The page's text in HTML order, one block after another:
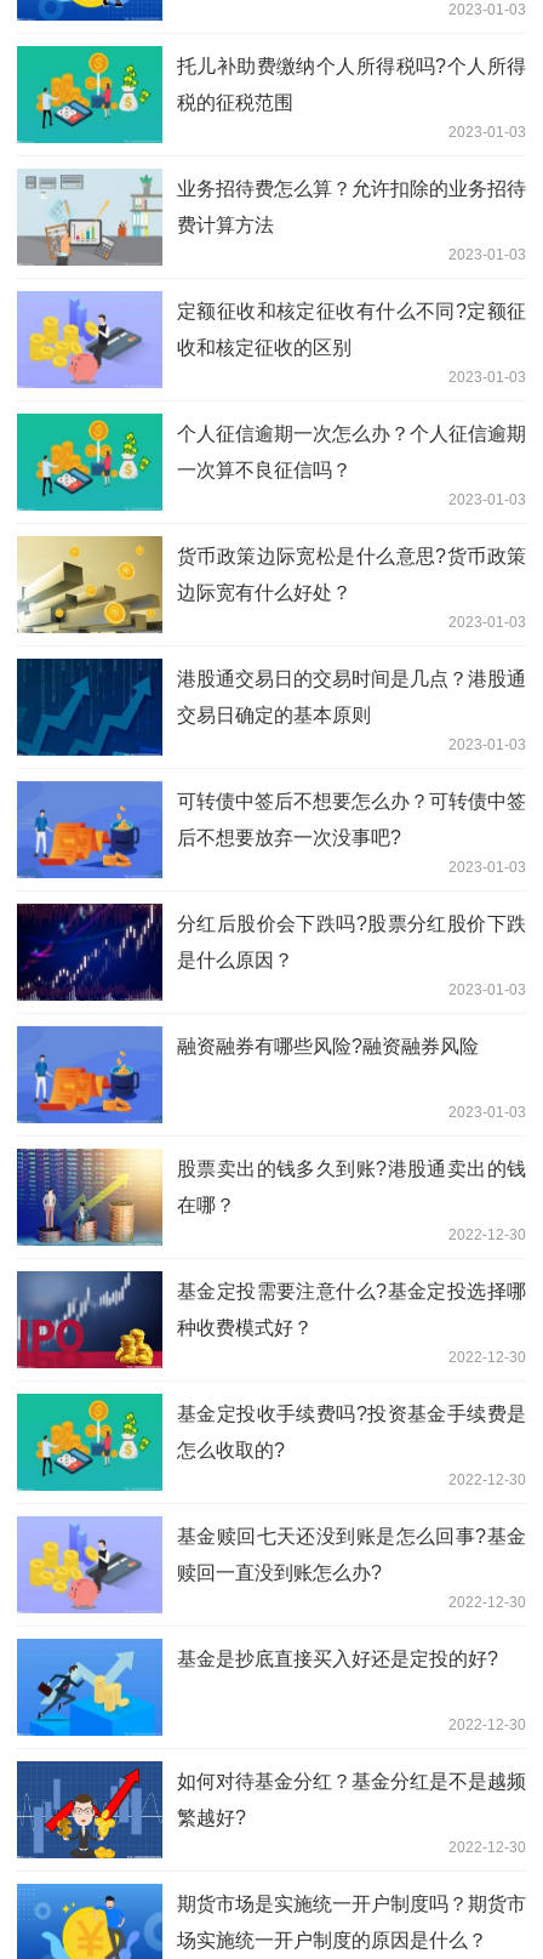
2023-01-03
托儿补助费缴纳个人所得税吗?个人所得
税的征税范围
2023-01-03
业务招待费怎么算？允许扣除的业务招待
费计算方法
2023-01-03
定额征收和核定征收有什么不同?定额征
收和核定征收的区别
2023-01-03
个人征信逾期一次怎么办？个人征信逾期
一次算不良征信吗？
2023-01-03
货币政策边际宽松是什么意思?货币政策
边际宽有什么好处？
2023-01-03
港股通交易日的交易时间是几点？港股通
交易日确定的基本原则
2023-01-03
可转债中签后不想要怎么办？可转债中签
后不想要放弃一次没事吧?
2023-01-03
分红后股价会下跌吗?股票分红股价下跌
是什么原因？
2023-01-03
融资融券有哪些风险?融资融券风险
2023-01-03
股票卖出的钱多久到账?港股通卖出的钱
在哪？
2022-12-30
基金定投需要注意什么?基金定投选择哪
种收费模式好？
2022-12-30
基金定投收手续费吗?投资基金手续费是
怎么收取的?
2022-12-30
基金赎回七天还没到账是怎么回事?基金
赎回一直没到账怎么办?
2022-12-30
基金是抄底直接买入好还是定投的好?
2022-12-30
如何对待基金分红？基金分红是不是越频
繁越好?
2022-12-30
期货市场是实施统一开户制度吗？期货市
场实施统一开户制度的原因是什么？